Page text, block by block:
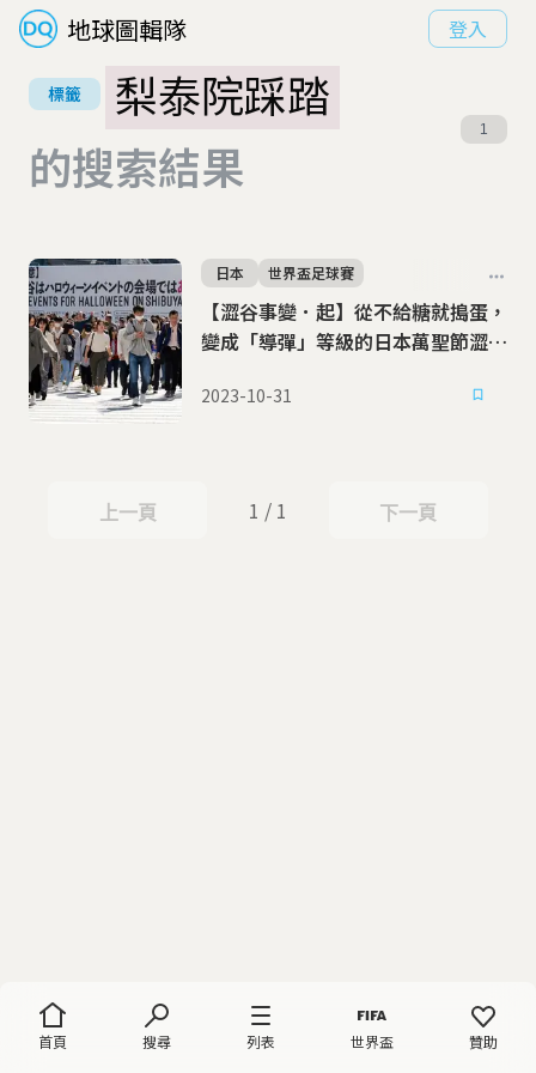
地球圖輯隊 登入
首頁 搜尋 列表 世界盃 贊助
標籤
梨泰院踩踏
的搜索結果
1
【澀谷事變．起】從不給糖就搗蛋，
變成「導彈」等級的日本萬聖節澀谷
日本 世界盃足球賽
2023-10-31
上一頁
上一頁 1 / 1 下一頁
下一頁